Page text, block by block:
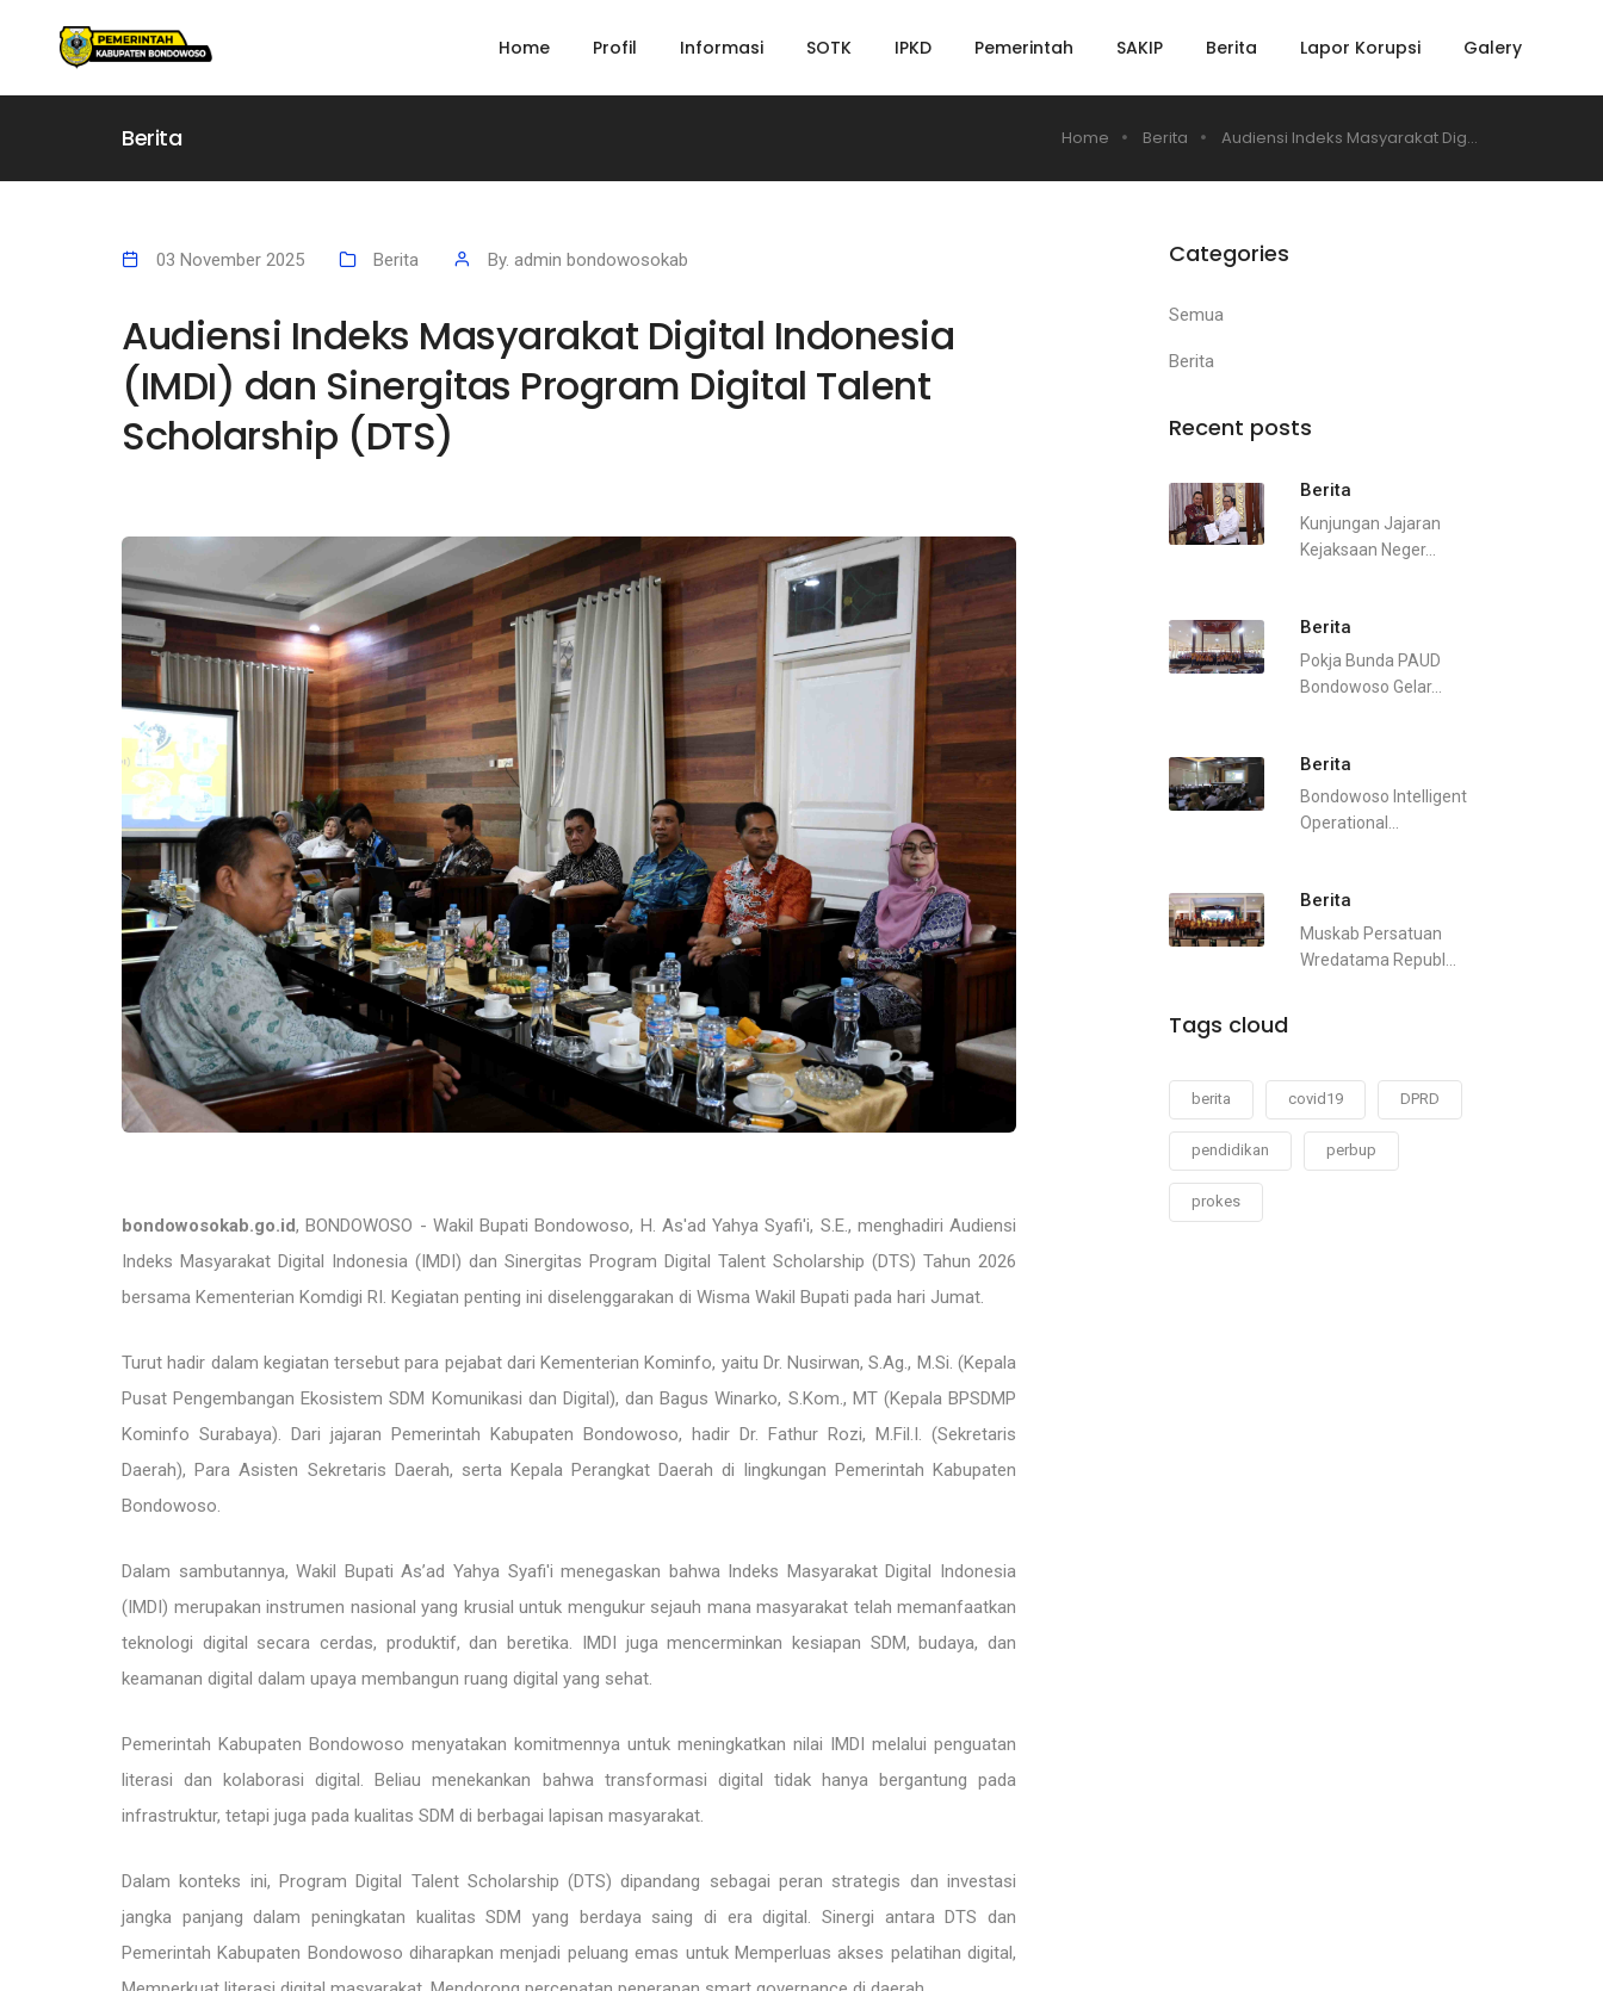
Home Profil Informasi SOTK IPKD Pemerintah SAKIP Berita Lapor Korupsi Galery
Berita Home Berita Audiensi Indeks Masyarakat Dig...
03 November 2025 Berita By. admin bondowosokab
Audiensi Indeks Masyarakat Digital Indonesia
(IMDI) dan Sinergitas Program Digital Talent
Scholarship (DTS)
bondowosokab.go.id, BONDOWOSO - Wakil Bupati Bondowoso, H. As'ad Yahya Syafi'i, S.E., menghadiri Audiensi
Indeks Masyarakat Digital Indonesia (IMDI) dan Sinergitas Program Digital Talent Scholarship (DTS) Tahun 2026
bersama Kementerian Komdigi RI. Kegiatan penting ini diselenggarakan di Wisma Wakil Bupati pada hari Jumat.
Turut hadir dalam kegiatan tersebut para pejabat dari Kementerian Kominfo, yaitu Dr. Nusirwan, S.Ag., M.Si. (Kepala
Pusat Pengembangan Ekosistem SDM Komunikasi dan Digital), dan Bagus Winarko, S.Kom., MT (Kepala BPSDMP
Kominfo Surabaya). Dari jajaran Pemerintah Kabupaten Bondowoso, hadir Dr. Fathur Rozi, M.Fil.I. (Sekretaris
Daerah), Para Asisten Sekretaris Daerah, serta Kepala Perangkat Daerah di lingkungan Pemerintah Kabupaten
Bondowoso.
Dalam sambutannya, Wakil Bupati As’ad Yahya Syafi'i menegaskan bahwa Indeks Masyarakat Digital Indonesia
(IMDI) merupakan instrumen nasional yang krusial untuk mengukur sejauh mana masyarakat telah memanfaatkan
teknologi digital secara cerdas, produktif, dan beretika. IMDI juga mencerminkan kesiapan SDM, budaya, dan
keamanan digital dalam upaya membangun ruang digital yang sehat.
Pemerintah Kabupaten Bondowoso menyatakan komitmennya untuk meningkatkan nilai IMDI melalui penguatan
literasi dan kolaborasi digital. Beliau menekankan bahwa transformasi digital tidak hanya bergantung pada
infrastruktur, tetapi juga pada kualitas SDM di berbagai lapisan masyarakat.
Dalam konteks ini, Program Digital Talent Scholarship (DTS) dipandang sebagai peran strategis dan investasi
jangka panjang dalam peningkatan kualitas SDM yang berdaya saing di era digital. Sinergi antara DTS dan
Pemerintah Kabupaten Bondowoso diharapkan menjadi peluang emas untuk Memperluas akses pelatihan digital,
Categories
Semua
Berita
Recent posts
Berita
Kunjungan Jajaran
Kejaksaan Neger...
Berita
Pokja Bunda PAUD
Bondowoso Gelar...
Berita
Bondowoso Intelligent
Operational...
Berita
Muskab Persatuan
Wredatama Republ...
Tags cloud
berita covid19 DPRD
pendidikan perbup
prokes